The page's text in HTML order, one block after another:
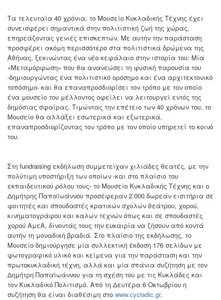
Τα τελευταία 40 χρόνια, το Μουσείο Κυκλαδικής Τέχνης έχει
συνεισφέρει σημαντικά στην πολιτιστική ζωή της χώρας,
επηρεάζοντας γενιές επισκεπτών. Με αυτήν την παράσταση
προσφέρει ακόμη περισσότερο στα πολιτιστικά δρώμενα της
Αθήνας, ξεκινώντας ένα νέο κεφάλαιο στην ιστορία του: Μία
«Μεταμόρφωση» που θα ανανεώσει τη φυσική παρουσία του
-δημιουργώντας ένα πολιτιστικό ορόσημο και ένα αρχιτεκτονικό
τοπόσημο- και θα επαναπροσδιορίσει τον τρόπο με τον οποίο
ένα μουσείο του μέλλοντος οφείλει να λειτουργεί εντός της
δημόσιας σφαίρας. Τιμώντας την επέτειο των 40 χρόνων του, το
Μουσείο θα αλλάξει εσωτερικά και εξωτερικά,
επαναπροσδιορίζοντας τον τρόπο με τον οποίο υπηρετεί το κοινό
του.
Στη fundraising εκδήλωση συμμετείχαν χιλιάδες θεατές, με την
πολύτιμη υποστήριξη των οποίων -και στο πλαίσιο του
εκπαιδευτικού ρόλου τους- το Μουσείο Κυκλαδικής Τέχνης και ο
Δημήτρης Παπαϊωάννου προσέφεραν 2.000 δωρεάν εισιτήρια σε
φοιτητές και σπουδαστές κρατικών σχολών θεάτρου, χορού,
κινηματογράφου και καλών τεχνών όπως και σε σπουδαστές
χορού ΑμεΑ, δίνοντάς τους την ευκαιρία να ζήσουν από κοντά
αυτήν τη μοναδική βραδιά. Στο πλαίσιο της εκδήλωσης, το
Μουσείο δημιούργησε μία συλλεκτική έκδοση 176 σελίδων με
φωτογραφικό υλικό και κείμενα για την παράσταση και την
πρωτοκυκλαδική τέχνη, αλλά και μία σπάνια συζήτηση με τον
Δημήτρη Παπαϊωάννου για τη σχέση του με τις Κυκλάδες και
τον Κυκλαδικό Πολιτισμό. Από τη Δευτέρα 6 Oκτωβρίου η
συζήτηση θα είναι διαθέσιμη στο www.cycladic.gr.